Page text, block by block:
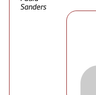
Sanders